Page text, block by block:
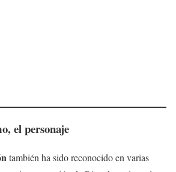
el personaje
también ha sido reconocido en varias